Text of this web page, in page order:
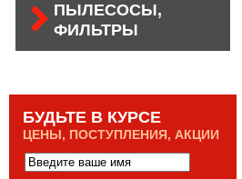
ПЫЛЕСОСЫ,
ФИЛЬТРЫ
БУДЬТЕ В КУРСЕ
ЦЕНЫ, ПОСТУПЛЕНИЯ, АКЦИИ